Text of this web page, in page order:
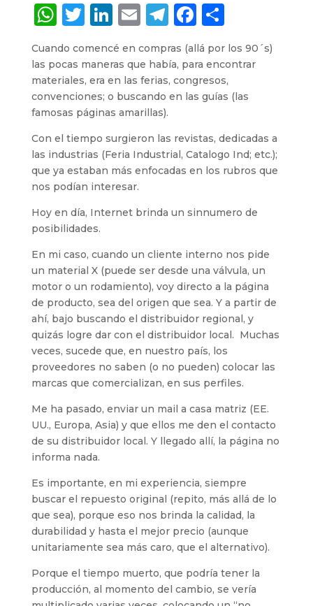
W
h
a
ts
A
p
T
it
te
r
Li
n
k
e
dI
E
ai
l
T
el
e
g
ra
F
a
c
e
b
o
k
S
h
a
re
Cuando comencé en compras (allá por los 90´s)
las pocas maneras que había, para encontrar
materiales, era en las ferias, congresos,
convenciones; o buscando en las guías (las
famosas páginas amarillas).
Con el tiempo surgieron las revistas, dedicadas a
las industrias (Feria Industrial, Catalogo Ind; etc.);
que ya estaban más enfocadas en los rubros que
nos podían interesar.
Hoy en día, Internet brinda un sinnumero de
posibilidades.
En mi caso, cuando un cliente interno nos pide
un material X (puede ser desde una válvula, un
motor o un rodamiento), voy directo a la página
de producto, sea del origen que sea. Y a partir de
ahí, bajo buscando el distribuidor regional, y
quizás logre dar con el distribuidor local. Muchas
veces, sucede que, en nuestro país, los
proveedores no saben (o no pueden) colocar las
marcas que comercializan, en sus perfiles.
Me ha pasado, enviar un mail a casa matriz (EE.
UU., Europa, Asia) y que ellos me den el contacto
de su distribuidor local. Y llegado allí, la página no
informa nada.
Es importante, en mi experiencia, siempre
buscar el repuesto original (repito, más allá de lo
que sea), porque eso nos brinda la calidad, la
durabilidad y hasta el mejor precio (aunque
unitariamente sea más caro, que el alternativo).
Porque el tiempo muerto, que podría tener la
producción, al momento del cambio, se vería